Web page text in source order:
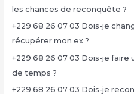
les chances de reconquête ?
+229 68 26 07 03 Dois-je
récupérer mon ex ?
+229 68 26 07 03 Dois-je faire
de temps ?
+229 68 26 07 03 Dois-je